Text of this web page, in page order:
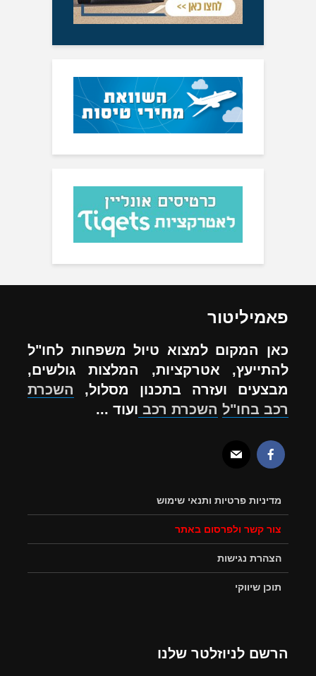
פאמיליטור
כאן המקום למצוא טיול משפחות לחו"ל
להתייעץ, אטרקציות, המלצות גולשים,
מבצעים ועזרה בתכנון מסלול, השכרת
רכב בחו"ל השכרת רכב ועוד ...
מדיניות פרטיות ותנאי שימוש
צור קשר ולפרסום באתר
הצהרת נגישות
תוכן שיווקי
הרשם לניוזלטר שלנו